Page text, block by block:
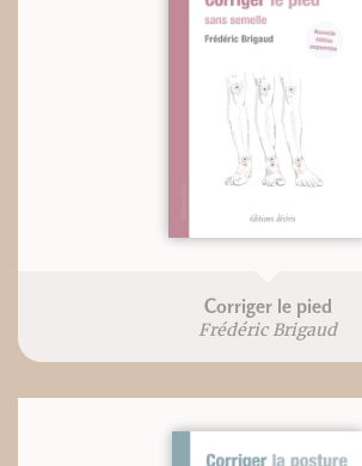
Corriger le pied
Frédéric Brigaud